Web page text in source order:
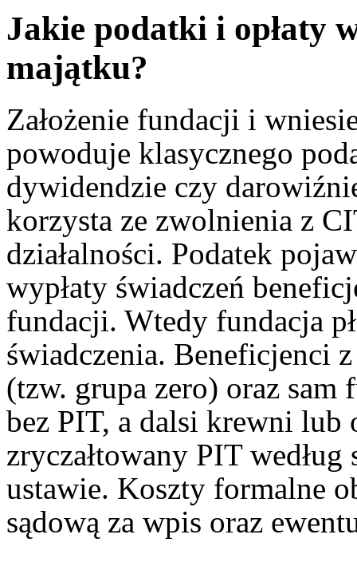
Jakie podatki i opłaty
majątku?
Założenie fundacji i
powoduje klasycznego
dywidendzie czy
korzysta ze zwolnienia z
działalności. Podatek
wypłaty świadczeń
fundacji. Wtedy fundacja
świadczenia. Beneficjenci
(tzw. grupa zero) oraz
bez PIT, a dalsi krewni lub
zryczałtowany PIT
ustawie. Koszty formalne
sądową za wpis oraz